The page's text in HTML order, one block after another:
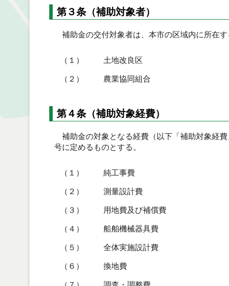
第３条（補助対象者）
補助金の交付対象者は、本市の区域内に所在す
（１） 土地改良区
（２） 農業協同組合
第４条（補助対象経費）
補助金の対象となる経費（以下「補助対象経
号に定めるものとする。
（１） 純工事費
（２） 測量設計費
（３） 用地費及び補償費
（４） 船舶機械器具費
（５） 全体実施設計費
（６） 換地費